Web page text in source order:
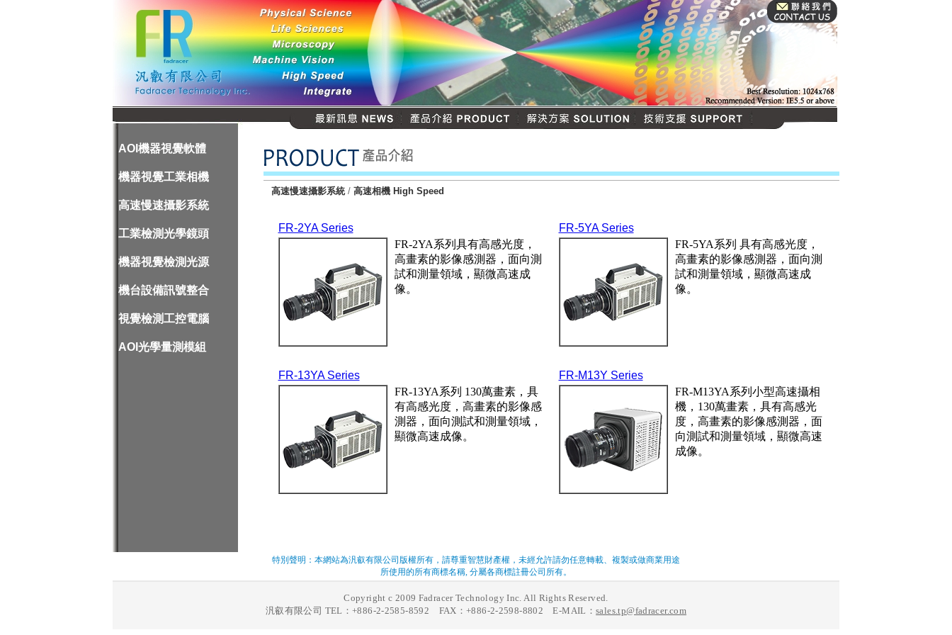
AOI機器視覺軟體
機器視覺工業相機
高速慢速攝影系統
工業檢測光學鏡頭
機器視覺檢測光源
機台設備訊號整合
視覺檢測工控電腦
AOI光學量測模組
高速慢速攝影系統/高速相機 High Speed
FR-2YA Series
FR-2YA系列具有高感光度，
高畫素的影像感測器，面向測
試和測量領域，顯微高速成
像。
FR-5YA Series
FR-5YA系列 具有高感光度，
高畫素的影像感測器，面向測
試和測量領域，顯微高速成
像。
FR-13YA Series
FR-13YA系列 130萬畫素，具
有高感光度，高畫素的影像感
測器，面向測試和測量領域，
顯微高速成像。
FR-M13Y Series
FR-M13YA系列小型高速攝相
機，130萬畫素，具有高感光
度，高畫素的影像感測器，面
向測試和測量領域，顯微高速
成像。
特別聲明：本網站為汎叡有限公司版權所有，請尊重智慧財產權，未經允許請勿任意轉載、複製或做商業用途
所使用的所有商標名稱, 分屬各商標註冊公司所有。
Copyright c 2009 Fadracer Technology Inc. All Rights Reserved.
汎叡有限公司 TEL：+886-2-2585-8592 FAX：+886-2-2598-8802 E-MAIL：sales.tp@fadracer.com